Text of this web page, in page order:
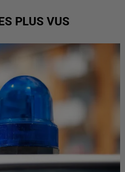
PLUS VUS